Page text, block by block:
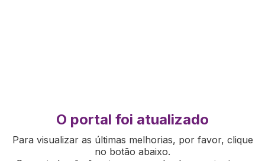
O portal foi atualizado
Para visualizar as últimas melhorias, por favor, clique
no botão abaixo.